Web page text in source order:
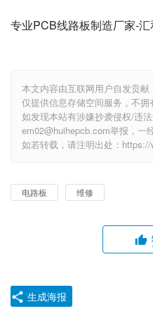
专业PCB线路板制造厂家-汇
本文内容由互联网用户自发贡
仅提供信息存储空间服务，不拥
如发现本站有涉嫌抄袭侵权/违
em02@huihepcb.com举报，一
如若转载，请注明出处：
电路板 维修
生成海报